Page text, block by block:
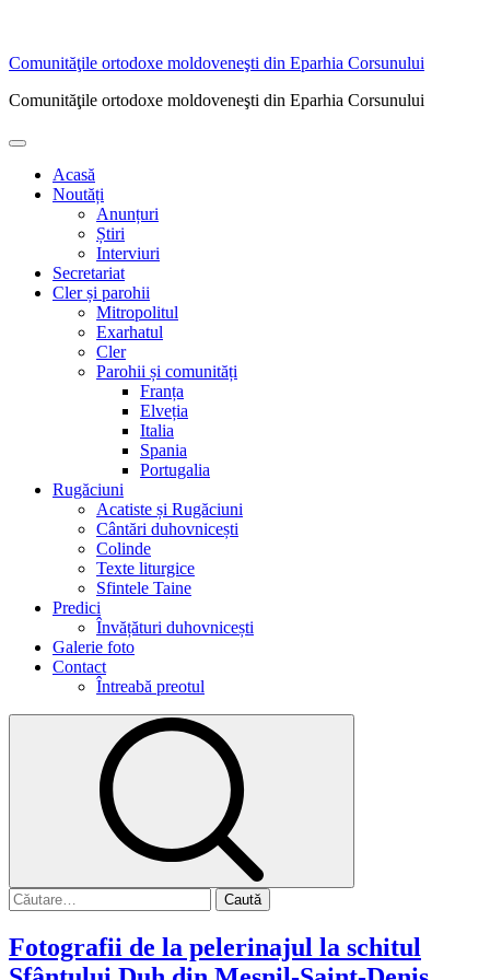
Sari
conținut
Comunităţile ortodoxe moldoveneşti din Eparhia Corsunului
Comunităţile ortodoxe moldoveneşti din Eparhia Corsunului
Meniu
principalAcasă
Noutăți
Anunțuri
Știri
Interviuri
Secretariat
Cler și parohii
Mitropolitul
Exarhatul
Cler
Parohii și comunități
Franța
Elveția
Italia
Spania
Portugalia
Rugăciuni
Acatiste și Rugăciuni
Cântări duhovnicești
Colinde
Texte liturgice
Sfintele Taine
Predici
Învățături duhovnicești
Galerie foto
Contact
Întreabă preotul
Caută
după:
Fotografii de la pelerinajul la schitul